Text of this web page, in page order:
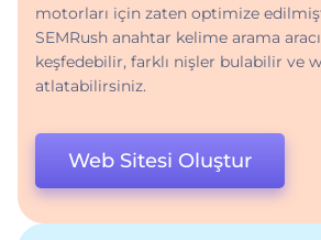
motorları için zaten optimize
SEMRush anahtar kelime arama
keşfedebilir, farklı nişler bulabilir ve
atlatabilirsiniz.
Web Sitesi Oluştur